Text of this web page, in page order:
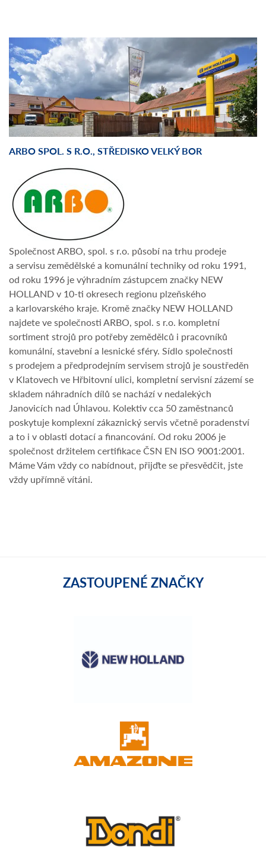
ARBO SPOL. S R.O., STŘEDISKO VELKÝ BOR
Společnost ARBO, spol. s r.o. působí na trhu prodeje
a servisu zemědělské a komunální techniky od roku 1991,
od roku 1996 je výhradním zástupcem značky NEW
HOLLAND v 10-ti okresech regionu plzeňského
a karlovarského kraje. Kromě značky NEW HOLLAND
najdete ve společnosti ARBO, spol. s r.o. kompletní
sortiment strojů pro potřeby zemědělců i pracovníků
komunální, stavební a lesnické sféry. Sídlo společnosti
s prodejem a předprodejním servisem strojů je soustředěn
v Klatovech ve Hřbitovní ulici, kompletní servisní zázemí se
skladem náhradních dílů se nachází v nedalekých
Janovicích nad Úhlavou. Kolektiv cca 50 zaměstnanců
poskytuje komplexní zákaznický servis včetně poradenství
a to i v oblasti dotací a financování. Od roku 2006 je
společnost držitelem certifikace ČSN EN ISO 9001:2001.
Máme Vám vždy co nabídnout, přijďte se přesvědčit, jste
vždy upřímně vítáni.
ZASTOUPENÉ ZNAČKY